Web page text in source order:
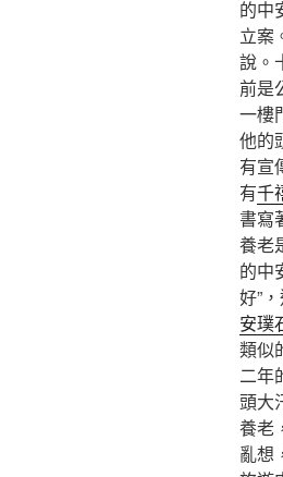
的中
立案
說。
前是
一樓
他的
有宣
有千
書寫
養老
的中
好”
安璞
類似
二年
頭大
養老
亂想